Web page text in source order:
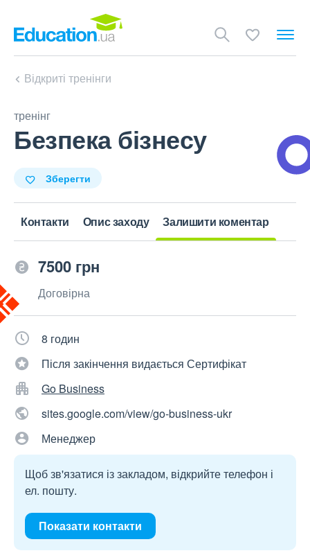
Відкриті тренінги
тренінг
Безпека бізнесу
Зберегти
Контакти Опис заходу Залишити коментар
7500 грн
Договірна
8 годин
Після закінчення видається Сертифікат
Go Business
sites.google.com/view/go-business-ukr
Менеджер
Щоб зв'язатися із закладом, відкрийте телефон і
ел. пошту.
Показати контакти